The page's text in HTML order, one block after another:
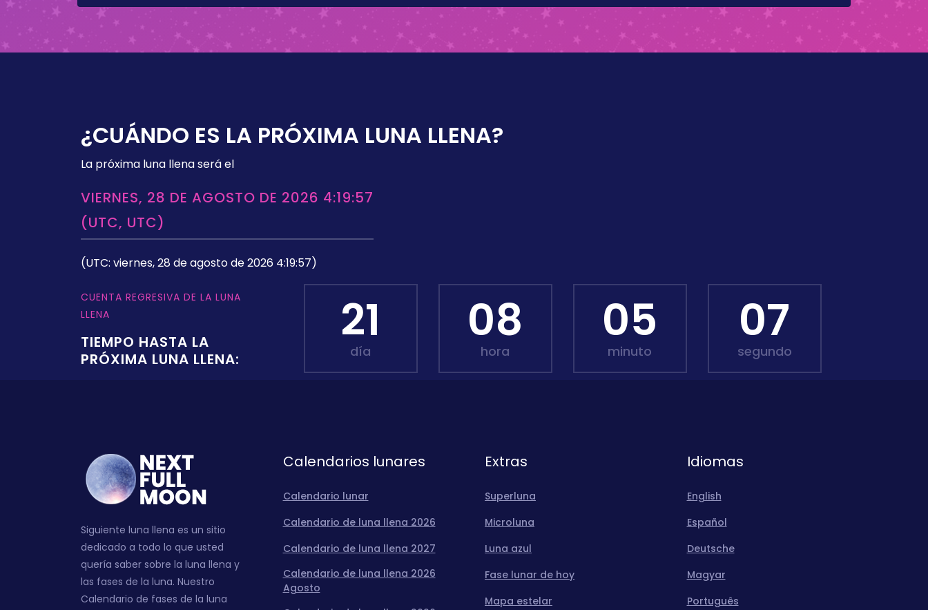
¿CUÁNDO ES LA PRÓXIMA LUNA LLENA?
La próxima luna llena será el
VIERNES, 28 DE AGOSTO DE 2026 4:19:57
(UTC, UTC)
(UTC: viernes, 28 de agosto de 2026 4:19:57)
CUENTA REGRESIVA DE LA LUNA
LLENA
TIEMPO HASTA LA
PRÓXIMA LUNA LLENA:
21
día
08
hora
05
minuto
05
segundo
Siguiente luna llena es un sitio
dedicado a todo lo que usted
quería saber sobre la luna llena y
las fases de la luna. Nuestro
Calendario de fases de la luna
Calendarios lunares
Calendario lunar
Calendario de luna llena 2026
Calendario de luna llena 2027
Calendario de luna llena 2026
Agosto
Extras
Superluna
Microluna
Luna azul
Fase lunar de hoy
Mapa estelar
Idiomas
English
Español
Deutsche
Magyar
Português